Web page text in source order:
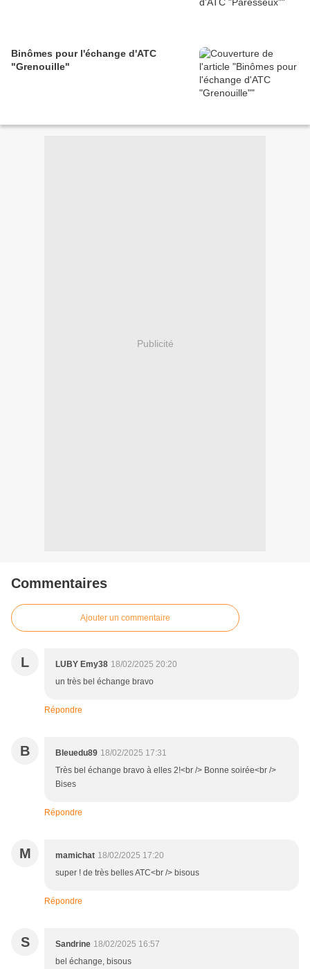
Binômes pour l'échange d'ATC
"Grenouille"
Publicité
Commentaires
Ajouter un commentaire
L LUBY Emy38 18/02/2025 20:20
un très bel échange bravo
Répondre
B Bleuedu89 18/02/2025 17:31
Très bel échange bravo à elles 2!<br /> Bonne soirée<br />
Bises
Répondre
M mamichat 18/02/2025 17:20
super ! de très belles ATC<br /> bisous
Répondre
S Sandrine 18/02/2025 16:57
bel échange, bisous